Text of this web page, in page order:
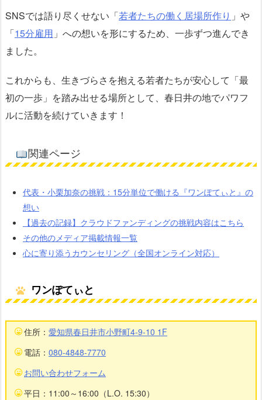
SNSでは語り尽くせない「若者たちの働く居場所作り 」や
「15分雇用 」への想いを形にするため、一歩ずつ進んでき
ました。
これからも、生きづらさを抱える若者たちが安心して「最
初の一歩」を踏み出せる場所として、春日井の地でパワフ
ルに活動を続けていきます！
関連ページ
代表・小栗加奈の挑戦：15分単位で働ける『ワンぽてぃと』の
想い
【過去の記録】クラウドファンディングの挑戦内容はこちら
その他のメディア掲載情報一覧
心に寄り添うカウンセリング（全国オンライン対応）
ワンぽてぃと
住所： 愛知県春日井市小野町4-9-10 1F
電話： 080-4848-7770
お問い合わせフォーム
平日：11:00～16:00（L.O. 15:30）